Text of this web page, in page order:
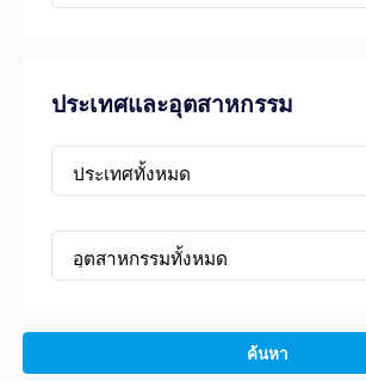
ประเทศและอุตสาหกรรม
ค้นหา